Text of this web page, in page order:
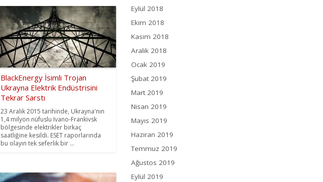
BlackEnergy İsimli Trojan
Ukrayna Elektrik Endüstrisini
Tekrar Sarstı
23 Aralık 2015 tarihinde, Ukrayna'nın
1,4 milyon nüfuslu Ivano-Frankivsk
bölgesinde elektrikler birkaç
saatliğine kesildi. ESET raporlarında
bu olayın tek seferlik bir ...
Eylül 2018
Ekim 2018
Kasım 2018
Aralık 2018
Ocak 2019
Şubat 2019
Mart 2019
Nisan 2019
Mayıs 2019
Haziran 2019
Temmuz 2019
Ağustos 2019
Eylül 2019